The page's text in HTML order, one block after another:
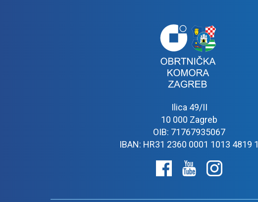
Ilica 49/II
10 000 Zagreb
OIB: 71767935067
IBAN: HR31 2360 0001 1013 4819 1